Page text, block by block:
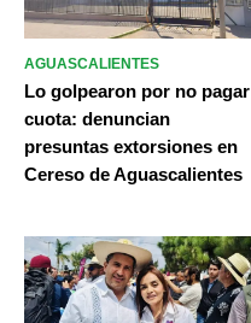
AGUASCALIENTES
Lo golpearon por no pagar
cuota: denuncian
presuntas extorsiones en
Cereso de Aguascalientes